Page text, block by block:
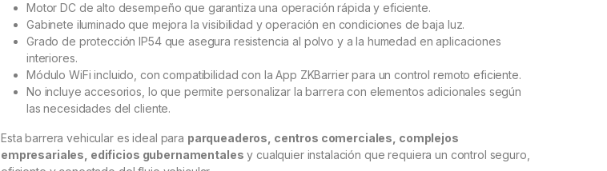
Motor DC de alto desempeño que garantiza una operación rápida y eficiente.
Gabinete iluminado que mejora la visibilidad y operación en condiciones de baja luz.
Grado de protección IP54 que asegura resistencia al polvo y a la humedad en aplicaciones
interiores.
Módulo WiFi incluido, con compatibilidad con la App ZKBarrier para un control remoto eficiente.
No incluye accesorios, lo que permite personalizar la barrera con elementos adicionales según
las necesidades del cliente.
Esta barrera vehicular es ideal para parqueaderos, centros comerciales, complejos
empresariales, edificios gubernamentales y cualquier instalación que requiera un control seguro,